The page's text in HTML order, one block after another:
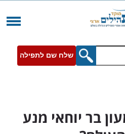
שלח שם לתפילה